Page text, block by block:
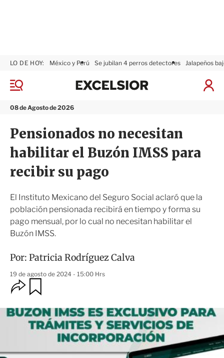
M
n
08 de Agosto de 2026
LO DE HOY: México y Perú Se jubilan 4 perros detectores Jalapeños
I
x
i
o
r
Pensionados no necesitan
habilitar el Buzón IMSS para
recibir su pago
El Instituto Mexicano del Seguro Social aclaró que la
población pensionada recibirá en tiempo y forma su
pago mensual, por lo cual no necesitan habilitar el
Buzón IMSS.
Por: Patricia Rodríguez Calva
19 de agosto de 2024 - 15:00 Hrs
O
p
i
o
n
s
r
d
a